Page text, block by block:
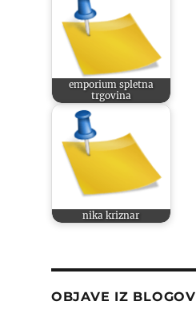
emporium spletna
trgovina
nika kriznar
OBJAVE IZ BLOGOV